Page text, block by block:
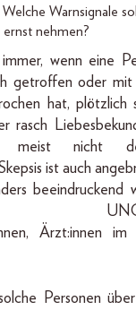
Warnsignale
nehmen?
wenn eine
getroffen oder mit
hat, plötzlich
rasch
meist nicht
ist auch
beeindruckend
UNO-
Ärzt:innen
Personen